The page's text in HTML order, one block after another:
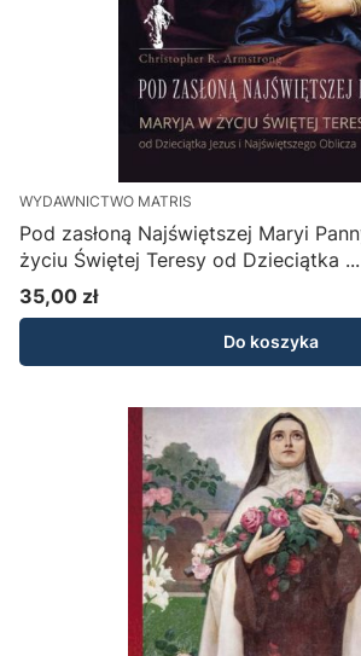
WYDAWNICTWO MATRIS
Pod zasłoną Najświętszej Maryi
życiu Świętej Teresy od Dzieciątka
Armstrong J.C.D., S.T.D.
Cena
35,00 zł
Do koszyka